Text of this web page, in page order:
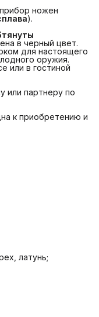
ножен
).
в черный цвет.
для настоящего
оружия.
или в гостиной
или партнеру по
к приобретению и
латунь;